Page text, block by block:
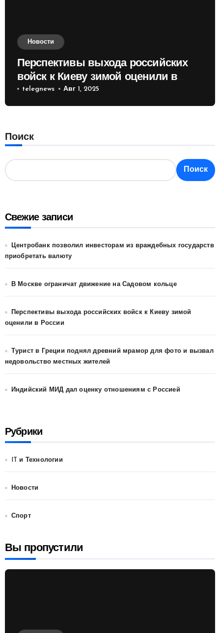
Новости
Перспективы выхода российских
войск к Киеву зимой оценили в
России
telegnews Авг 1, 2025
Поиск
Поиск
Свежие записи
Центробанк позволил инвесторам из враждебных государств
приобретать валюту
В Москве ограничат движение на Садовом кольце
Перспективы выхода российских войск к Киеву зимой
оценили в России
Турист в Греции поднял древний мрамор для фото и вызвал
недовольство местных жителей
Индийский МИД дал оценку отношениям с Россией
Рубрики
IT и Технологии
Новости
Спорт
Вы пропустили